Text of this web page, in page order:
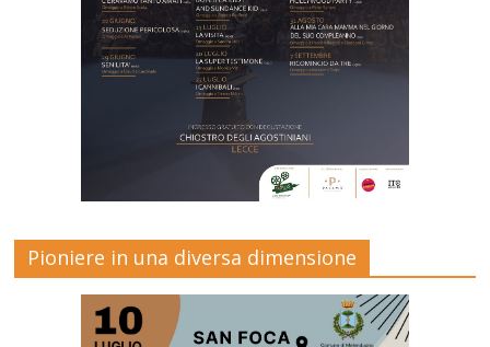
Pioniere in una diversa dimensione